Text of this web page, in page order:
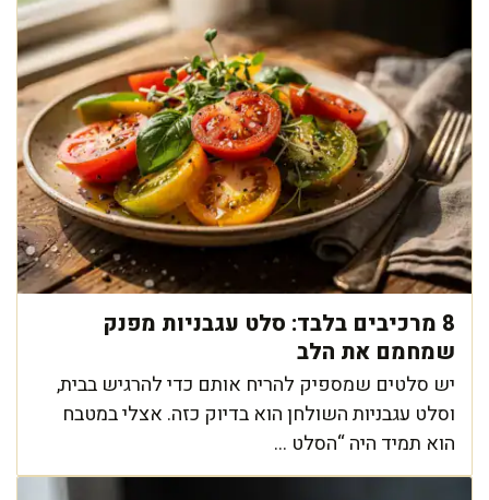
8 מרכיבים בלבד: סלט עגבניות מפנק
שמחמם את הלב
יש סלטים שמספיק להריח אותם כדי להרגיש בבית,
וסלט עגבניות השולחן הוא בדיוק כזה. אצלי במטבח
הוא תמיד היה “הסלט ...